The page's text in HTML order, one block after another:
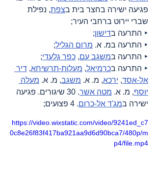
פגיעה ישירה בחצר בית בצפת, נפילת
שברי יירוט ברחבי העיר;
‣ התרעה בדישון;
‣ התרעה במ. א. מרום הגליל;
‣ התרעה במשגב עם, כפר גלעדי;
‣ התרעה בכרמיאל, מעלות-תרשיחא, דיר
אל-אסד, ירכא, מ. א. משגב, מ. א. מעלה
יוסף, מ. א. מטה אשר
. 30 שיגורים. פגיעה
ישירה במג'ד אל-כרום. 4 פצועים;
https://video.wixstatic.com/video/9241ed_c7
0c8e26f83f417ba921aa9d6d90bca7/480p/m
p4/file.mp4